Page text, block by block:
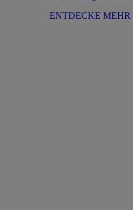
ENTDECKE MEHR